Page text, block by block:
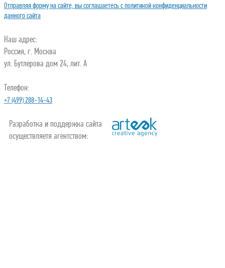
Отправляя форму на сайте, вы соглашаетесь с политикой конфиденциальности
данного сайта
Наш адрес:
Россия, г. Москва
ул. Бутлерова дом 24, лит. А
Телефон:
+7 (499) 288-14-43
Разработка и поддержка сайта
осуществляетя агентством: